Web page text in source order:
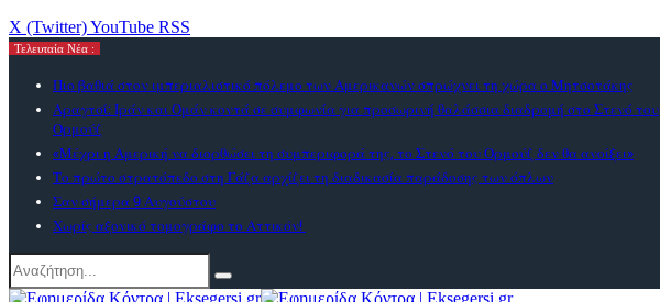
X (Twitter)YouTube RSS
Τελευταία Νέα :
Πιο βαθιά στον ιμπεριαλιστικό πόλεμο των Αμερικανών σπρώχνει τη χώρα ο Μητσοτάκης
Αραγτσί: Ιράν και Ομάν κοντά σε συμφωνία για προσωρινή θαλάσσια διαδρομή στο Στενό του
Ορμούζ
«Μέχρι η Αμερική να διορθώσει τη συμπεριφορά της, το Στενό του Ορμούζ δεν θα ανοίξει»
Το πρώτο στρατόπεδο στη Γάζα αρχίζει τη διαδικασία παράδοσης των όπλων
Σαν σήμερα 9 Αυγούστου
Χωρίς αξονικό τομογράφο το Αττικόν!